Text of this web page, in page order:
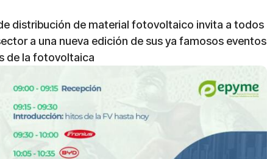
distribución de material fotovoltaico invita a todos
a una nueva edición de sus ya famosos eventos
de la fotovoltaica